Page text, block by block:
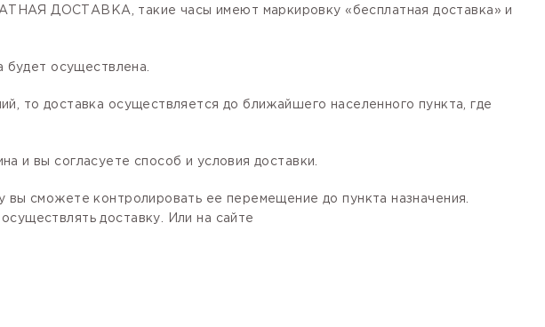
ДОСТАВКА, такие часы имеют маркировку «бесплатная доставка» и
будет осуществлена.
то доставка осуществляется до ближайшего населенного пункта, где
и вы согласуете способ и условия доставки.
сможете контролировать ее перемещение до пункта назначения.
доставку. Или на сайте